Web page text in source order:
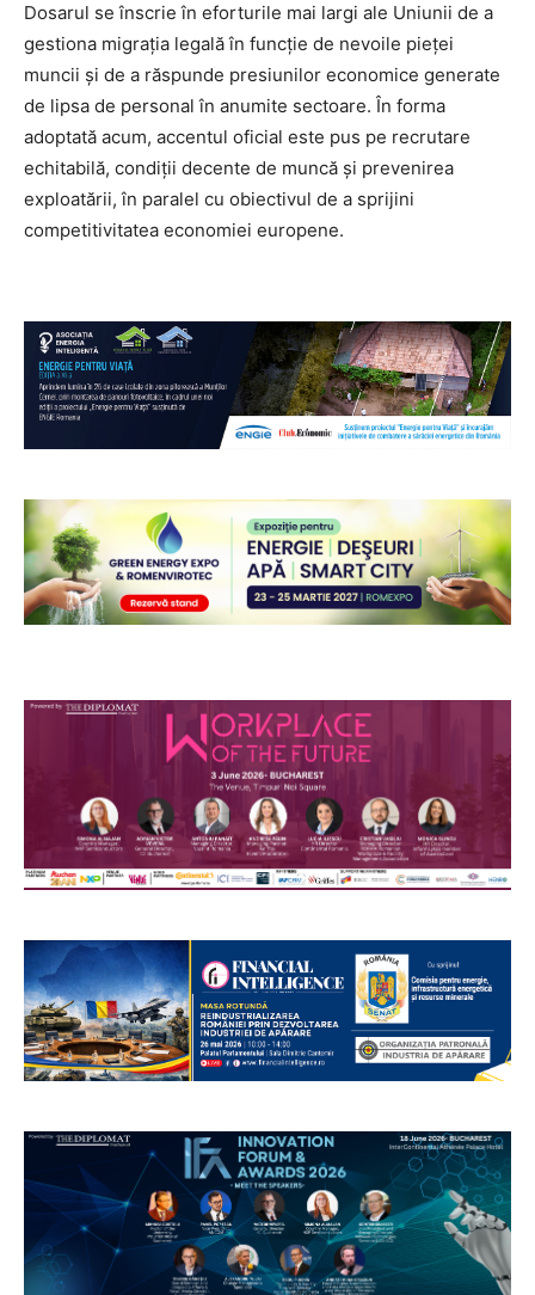
Dosarul se înscrie în eforturile mai largi ale Uniunii de a
gestiona migrația legală în funcție de nevoile pieței
muncii și de a răspunde presiunilor economice generate
de lipsa de personal în anumite sectoare. În forma
adoptată acum, accentul oficial este pus pe recrutare
echitabilă, condiții decente de muncă și prevenirea
exploatării, în paralel cu obiectivul de a sprijini
competitivitatea economiei europene.